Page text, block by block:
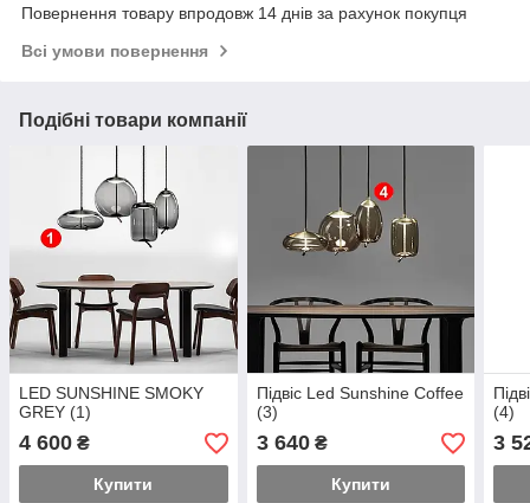
Повернення товару впродовж 14 днів за рахунок покупця
Всі умови повернення
Подібні товари компанії
LED SUNSHINE SMOKY
GREY (1)
4 600 ₴
Купити
Підвіс Led Sunshine Coffee
(3)
3 640₴
Купити
(4)
3